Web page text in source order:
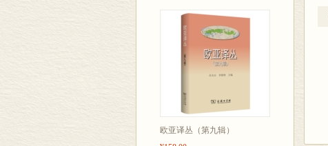
欧亚译丛（第九辑）